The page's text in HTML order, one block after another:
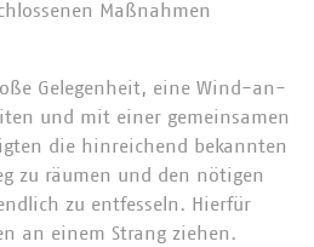
Maßnahmen
Gelegenheit, eine Wind-an-
und mit einer gemeinsamen
die hinreichend bekannten
zu räumen und den nötigen
zu entfesseln. Hierfür
an einem Strang ziehen.